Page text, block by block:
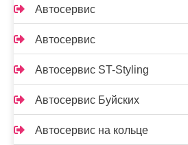
Автосервис
Автосервис
Автосервис ST-Styling
Автосервис Буйских
Автосервис на кольце